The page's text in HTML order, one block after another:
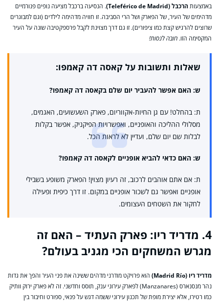
באמצעות הרכבל (Teleférico de Madrid)
. הנסיעה ברכבל מציעה נופים פנורמיים
מדהימים של העיר, של הפארק ושל הרי הסביבה. זו חוויה מדהימה לילדים (וגם למבוגרים
שרוצים להרגיש קצת כמו ציפורים). זו גם דרך מצוינת לקבל פרספקטיבה שונה על העיר
המקסימה הזו. חובה לנסות!
שאלות ותשובות על קאסה דה קאמפו:
ש: האם אפשר להעביר יום שלם בקאסה דה קאמפו?
ת: בהחלט! עם גן החיות-אקווריום, פארק השעשועים, האגמים,
מסלולי ההליכה והאופניים, ואפשרויות הפיקניק, אפשר בקלות
לבלות שם יום שלם, ועדיין לא לראות הכל.
ש: האם כדאי להביא אופניים לקאסה דה קאמפו?
ת: אם אתם אוהבים לרכוב, זה רעיון מצוין! הפארק משופע בשבילי
אופניים ואפשר גם לשכור אופניים במקום. זו דרך כיפית ופעילה
לחקור את השטחים העצומים.
4. מדריד ריו: פארק העתיד – האם זה
מגרש המשחקים הכי מגניב בעולם?
מדריד ריו (Madrid Río)
הוא פרויקט מודרני מדהים ששינה את פני העיר והפך את גדות
נהר מנסנארס (Manzanares) לפארק עירוני ענק, תוסס וחדשני. זה לא פארק ירוק וותיק
כמו רטירו, אלא יצירת מופת של תכנון עירוני ששמה דגש על פנאי, ספורט וחיבור בין